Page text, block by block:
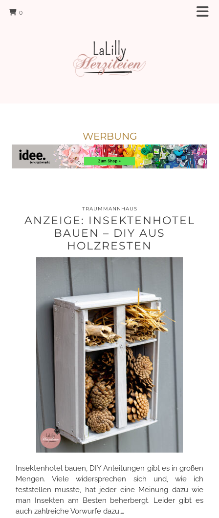
0
WERBUNG
TRAUMMANNHAUS
ANZEIGE: INSEKTENHOTEL
BAUEN – DIY AUS
HOLZRESTEN
Insektenhotel bauen, DIY Anleitungen gibt es in großen
Mengen. Viele widersprechen sich und, wie ich
feststellen musste, hat jeder eine Meinung dazu wie
man Insekten am Besten beherbergt. Leider gibt es
auch zahlreiche Vorwürfe dazu,…